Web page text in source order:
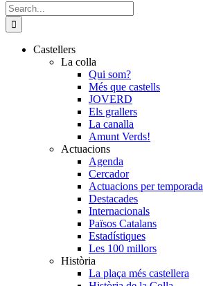
Search
for:
Castellers
La colla
Qui som?
Més que castells
JOVERD
Els grallers
La canalla
Amunt Verds!
Actuacions
Agenda
Cercador
Actuacions per temporada
Destacades
Internacionals
Països Catalans
Estadístiques
Les 100 millors
Història
La plaça més castellera